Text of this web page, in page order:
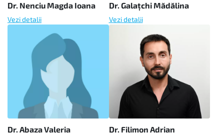
Dr. Nenciu Magda Ioana
Vezi detalii
Dr. Galațchi Mădălina
Vezi detalii
Dr. Abaza Valeria Dr. Filimon Adrian